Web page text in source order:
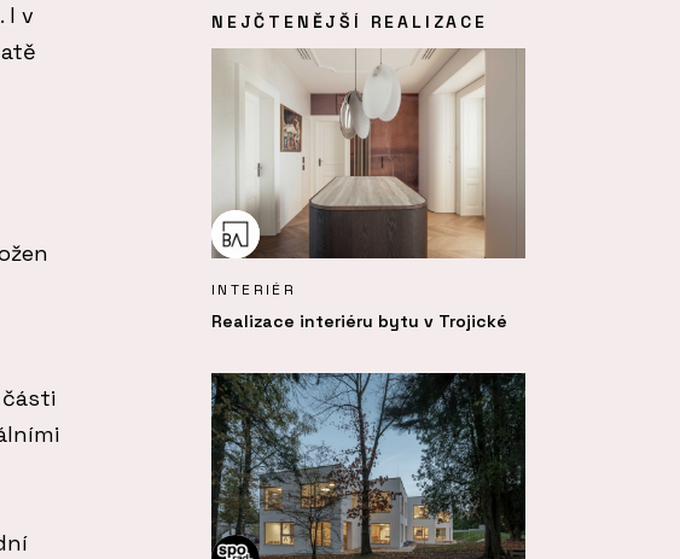
I v
části
NEJČTENĚJŠÍ REALIZACE
INTERIÉR
Realizace interiéru bytu v Trojické